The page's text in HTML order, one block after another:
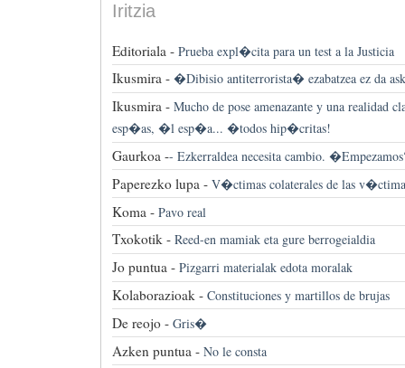
Iritzia
Editoriala - Prueba expl�cita para un test a la Justicia
Ikusmira - �Dibisio antiterrorista� ezabatzea ez da
Ikusmira - Mucho de pose amenazante y una realidad
esp�as, �l esp�a... �todos hip�critas!
Gaurkoa -- Ezkerraldea necesita cambio.
Paperezko lupa - V�ctimas colaterales de las
Koma - Pavo real
Txokotik - Reed-en mamiak eta gure berrogeialdia
Jo puntua - Pizgarri materialak edota moralak
Kolaborazioak - Constituciones y martillos de brujas
De reojo - Gris�
Azken puntua - No le consta